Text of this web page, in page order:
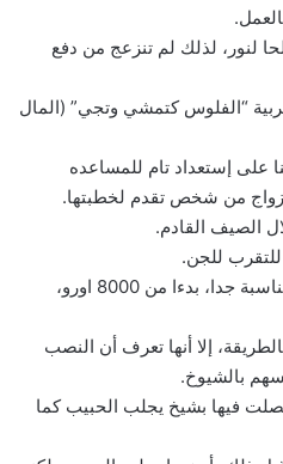
لنور، لذلك لم تنزعج من دفع
“الفلوس كتمشي وتجي” (المال
على إستعداد تام للمساعده
من شخص تقدم لخطبتها.
الصيف القادم.
للجن.
نحن نعد طلاسم روحانية بأثمنة مناسبة جدا، بدءا من 8000 اورو،
إلا أنها تعرف أن النصب
بالشيوخ.
فيها بشيخ يجلب الحبيب كما